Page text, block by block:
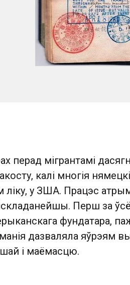
перад мігрантамі
калі многія
ліку, у ЗША. Працэс
Перш за
фундатара,
дазваляла яўрэям
і маёмасцю.